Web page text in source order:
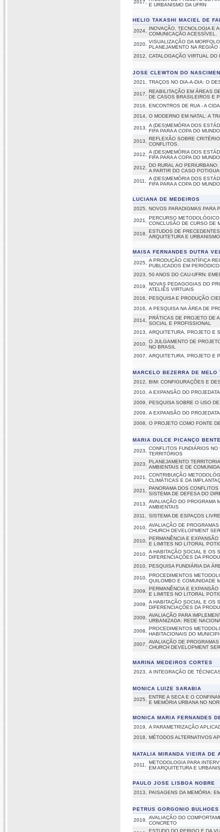
2017,
E URBANISMO DA UFRN
HELIO TAKASHI MACIEL DE
2024,
INOVAÇÃO, TECNOLOGIA E
COMUNICAÇÃO ACESSÍVEL.
2020,
VISUALIZAÇÃO DA
PLANEJAMENTO NA REGIÃO
2012,
CATALOGAÇÃO VIRTUAL DO
JOSE CLEWTON DO
2021,
TRAÇOS NO DIA-A-DIA: O
2017,
REABILITAÇÃO EM ÁREAS
DE CASOS BRASILEIROS E
2016,
ENCONTROS DE RUA - A
2014,
O MODERNO EM NATAL: A
2013,
A (DES)MEMÓRIA DOS
FIFA PARA A COPA DO
2013,
REFLEXÃO SOBRE
CONFLITOS.
2012,
A (DES)MEMÓRIA DOS
FIFA PARA A COPA DO
2012,
DO RURAL AO
A PARTIR DO CASO
2011,
A (DES)MEMÓRIA DOS
FIFA PARA A COPA DO
LUCIANA DE MEDEIROS
2025,
NOVOS PARADIGMAS PARA
2021,
PERCURSO
CONCLUSÃO DE CURSO DE
2018,
ESTUDOS DE
ARQUITETURA E
MAISA FERNANDES DUTRA
2025,
A PRODUÇÃO CIENTÍFICA
PUBLICADOS EM
2023,
50 ANOS DO CAU-UFRN:
2019,
NOVAS PEDAGOGIAS DO
ATELIÊS VIRTUAIS
2016,
PESQUISA E PRODUÇÃO
2016,
A PESQUISA NA ÁREA DE
2014,
PRÁTICAS DE PROJETO DE
SOCIAL E PROFISSIONAL
2013,
ARQUITETURA, PROJETO E
2010,
O JULGAMENTO DE
NO BRASIL
2007,
ARQUITETURA, PROJETO E
MARCELO BEZERRA DE MELO
2012,
BIM: CONFIGURAÇÕES E
2010,
A EXPANSÃO DO
2009,
PESQUISA SOBRE O USO
2009,
A EXPANSÃO DO
2008,
O PROJETO COMO FONTE
MARIA DULCE PICANÇO
2023,
CONFLITOS FUNDIÁRIOS
TERRITÓRIOS
2023,
PLANEJAMENTO
AMBIENTAIS E DE
2021,
CONTRIBUIÇÃO
CLIMÁTICAS E DA
2021,
PANORAMA DOS
SISTEMA DE DEFESA DO
2013,
AVALIAÇÃO DO PROGRAMA
AMBIENTAIS
2011,
SISTEMA DE ESPAÇOS
2010,
AVALIAÇÃO DE
CHURCH DEVELOPMENT
2010,
PERMANÊNCIA E
E LIMITES NO LITORAL
2010,
A HABITAÇÃO SOCIAL E OS
DIFERENCIAÇÕES DA
2010,
PESQUISA FUNDIÁRIA DA
2010,
PROCEDIMENTOS
QUILOMBO E COMUNIDADE
2009,
PERMANÊNCIA E
E LIMITES NO LITORAL
2009,
A HABITAÇÃO SOCIAL E OS
DIFERENCIAÇÕES DA
2009,
AVALIAÇÃO PARA
URBANIZADA: REDE
2008,
PROCEDIMENTOS
HABITACIONAIS DO
2007,
AVALIAÇÃO DE
CHURCH DEVELOPMENT
MARINA MEDEIROS CORTES
2023,
A INTEGRAÇÃO DE
MONICA LUIZE SARABIA
2025,
ENTRE A SECA E O
E MEMÓRIA URBANA NO
MONICA MARIA FERNANDES
2019,
A PARAMETRIZAÇÃO
2018,
MÉTODOS ALTERNATIVOS
NATALIA MIRANDA VIEIRA DE
2011,
METODOLOGIA PARA
EM ARQUITETURA E
PAULO JOSE LISBOA NOBRE
2013,
PAISAGENS DA MEMÓRIA:
PETRUS GORGONIO
2019,
AVALIAÇÃO DO
CONCRETO
ESTUDO DO PERIGO E DA